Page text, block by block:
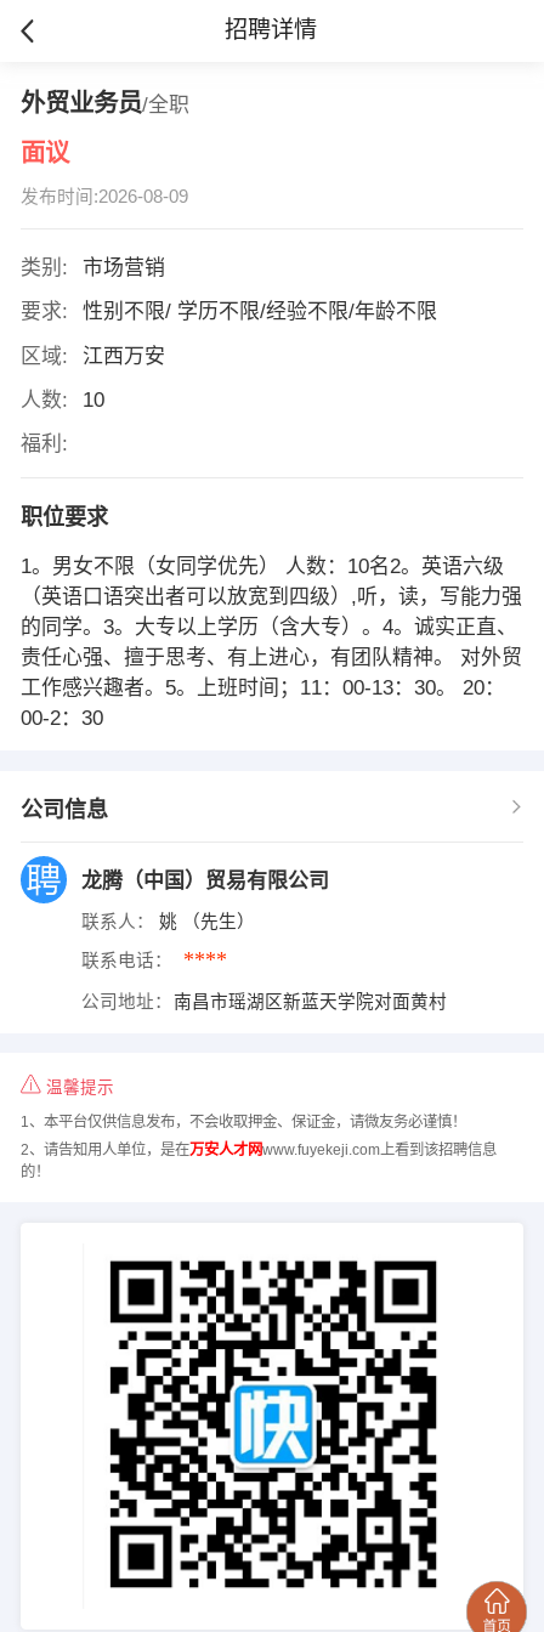
招聘详情
外贸业务员/全职
面议
发布时间:2026-08-09
类别:
市场营销
要求:
性别不限/ 学历不限/经验不限/年龄不限
区域:
江西万安
人数:
10
福利:
职位要求
1。男女不限（女同学优先） 人数：10名2。英语六级
（英语口语突出者可以放宽到四级）,听，读，写能力强
的同学。3。大专以上学历（含大专）。4。诚实正直、
责任心强、擅于思考、有上进心，有团队精神。 对外贸
工作感兴趣者。5。上班时间；11：00-13：30。 20：
00-2：30
公司信息
龙腾（中国）贸易有限公司
联系人： 姚 （先生）
联系电话： ****
公司地址： 南昌市瑶湖区新蓝天学院对面黄村
温馨提示
1、本平台仅供信息发布，不会收取押金、保证金，请微友务必谨慎！
2、请告知用人单位，是在万安人才网www.fuyekeji.com上看到该招聘信息
的！